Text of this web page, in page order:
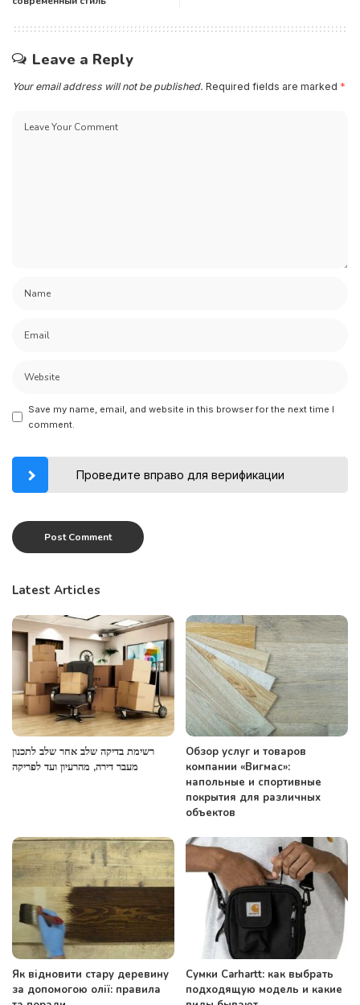
Leave a Reply
Your email address will not be published. Required fields are marked *
Save my name, email, and website in this browser for the next time I
comment.
Проведите вправо для верификации
Latest Articles
רשימת בדיקה שלב אחר שלב לתכנון
מעבר דירה, מהרעיון ועד לפריקה
Обзор услуг и товаров
компании «Вигмас»:
напольные и спортивные
покрытия для различных
объектов
Як відновити стару деревину
за допомогою олії: правила
Сумки Carhartt: как выбрать
подходящую модель и какие